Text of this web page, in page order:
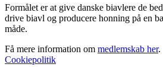
Formålet er at give danske biavlere de
drive biavl og producere honning på en
måde.
Få mere information om medlemskab her.
Cookiepolitik